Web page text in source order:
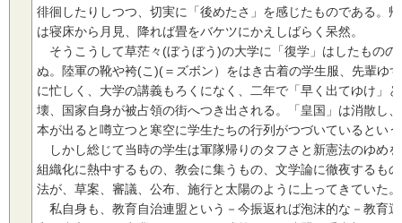
徘徊したりしつつ、切実に「後めたさ」を感じたものである。
は寝床から月見、降れば畳をバケツにかえしばらく呆然。
そうこうして草茫々(ぼうぼう)の大学に「復学」はしたもの
ぬ。陸軍の靴や袴(こ)(＝ズボン）をはき古着の学生服、先輩ゆ
に忙しく、大学の講義もろくになく、二年で「早く出てゆけ」
壊、国家自身が被占領の街へつき出される。「皇国」は消散し
本が出ると噂立つと寒空に学生たちの行列がつづいているとい
しかし総じて当時の学生は軍隊帰りのタフさと新憲法のゆめ
組織化に熱中するもの、教会に集うもの、文学論に徹夜するも
法が、草案、審議、公布、施行と太陽のように上ってきていた。
私自身も、教育自治連盟という－今振返れば泡沫的な－教育